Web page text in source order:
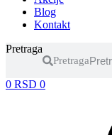
Blog
Kontakt
Pretraga
Pretraga
0 RSD 0